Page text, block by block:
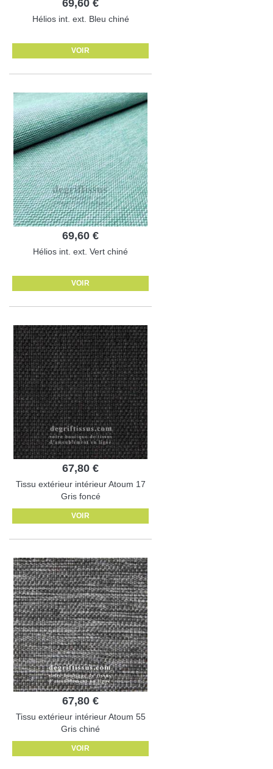
69,60 €
Hélios int. ext. Bleu chiné
VOIR
69,60 €
Hélios int. ext. Vert chiné
VOIR
67,80 €
Tissu extérieur intérieur Atoum 17
Gris foncé
VOIR
67,80 €
Tissu extérieur intérieur Atoum 55
Gris chiné
VOIR